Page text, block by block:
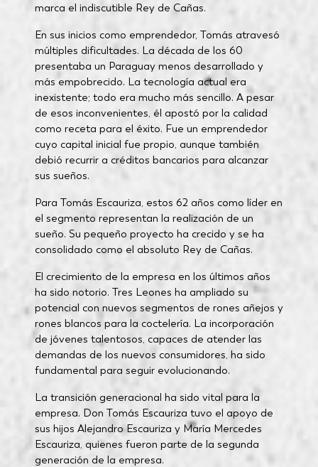
marca el indiscutible Rey de Cañas.
En sus inicios como emprendedor, Tomás atravesó
múltiples dificultades. La década de los 60
presentaba un Paraguay menos desarrollado y
más empobrecido. La tecnología actual era
inexistente; todo era mucho más sencillo. A pesar
de esos inconvenientes, él apostó por la calidad
como receta para el éxito. Fue un emprendedor
cuyo capital inicial fue propio, aunque también
debió recurrir a créditos bancarios para alcanzar
sus sueños.
Para Tomás Escauriza, estos 62 años como líder en
el segmento representan la realización de un
sueño. Su pequeño proyecto ha crecido y se ha
consolidado como el absoluto Rey de Cañas.
El crecimiento de la empresa en los últimos años
ha sido notorio. Tres Leones ha ampliado su
potencial con nuevos segmentos de rones añejos y
rones blancos para la coctelería. La incorporación
de jóvenes talentosos, capaces de atender las
demandas de los nuevos consumidores, ha sido
fundamental para seguir evolucionando.
La transición generacional ha sido vital para la
empresa. Don Tomás Escauriza tuvo el apoyo de
sus hijos Alejandro Escauriza y María Mercedes
Escauriza, quienes fueron parte de la segunda
generación de la empresa.